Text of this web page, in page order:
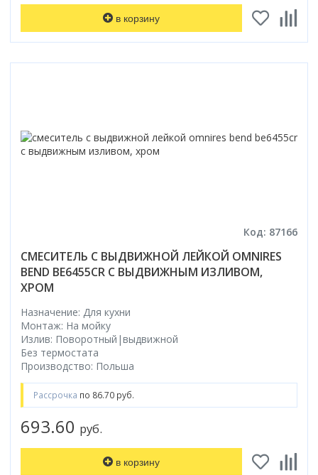
в корзину
Код: 87166
СМЕСИТЕЛЬ С ВЫДВИЖНОЙ ЛЕЙКОЙ OMNIRES
BEND BE6455CR С ВЫДВИЖНЫМ ИЗЛИВОМ,
ХРОМ
Назначение: Для кухни
Монтаж: На мойку
Излив: Поворотный|выдвижной
Без термостата
Производство: Польша
Рассрочка по 86.70 руб.
693.60 руб.
в корзину